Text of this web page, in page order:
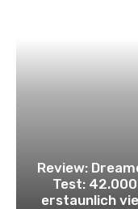
Review:
Test: 42.000
erstaunlich